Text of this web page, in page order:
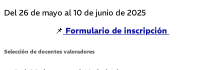
Del 26 de mayo al 10 de junio de 2025
📌 Formulario de inscripción
Selección de docentes valoradores